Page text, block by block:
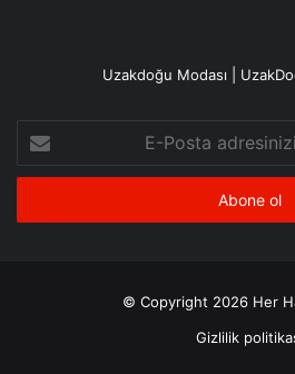
Uzakdoğu Modası |
Posta
adresinizi
© Copyright 2026 Her
Gizlilik